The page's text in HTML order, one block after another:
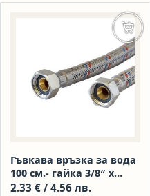
Гъвкава връзка за вода
100 см.- гайка 3/8″ х
гайка 3/8″
2.33 € / 4.56 лв.